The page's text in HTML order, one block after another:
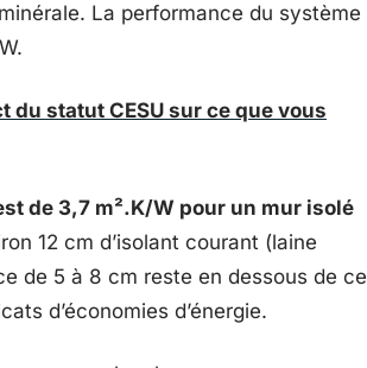
La performance du système
du statut CESU sur ce que vous
de 3,7 m².K/W pour un mur isolé
12 cm d’isolant courant (laine
de 5 à 8 cm reste en dessous de ce
d’économies d’énergie.